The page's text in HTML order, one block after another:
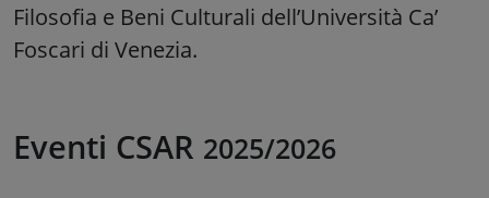
Filosofia e Beni Culturali dell’Università Ca’
Foscari di Venezia.
Eventi CSAR 2025/2026